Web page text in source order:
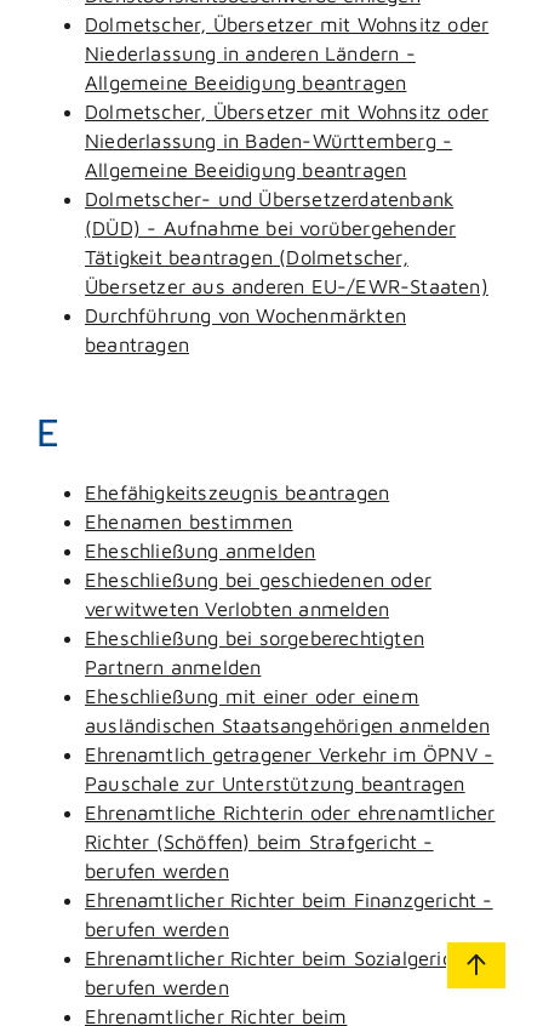
Dolmetscher, Übersetzer mit Wohnsitz oder
Niederlassung in anderen Ländern -
Allgemeine Beeidigung beantragen
Dolmetscher, Übersetzer mit Wohnsitz oder
Niederlassung in Baden-Württemberg -
Allgemeine Beeidigung beantragen
Dolmetscher- und Übersetzerdatenbank
(DÜD) - Aufnahme bei vorübergehender
Tätigkeit beantragen (Dolmetscher,
Übersetzer aus anderen EU-/EWR-Staaten)
Durchführung von Wochenmärkten
beantragen
E
Ehefähigkeitszeugnis beantragen
Ehenamen bestimmen
Eheschließung anmelden
Eheschließung bei geschiedenen oder
verwitweten Verlobten anmelden
Eheschließung bei sorgeberechtigten
Partnern anmelden
Eheschließung mit einer oder einem
ausländischen Staatsangehörigen anmelden
Ehrenamtlich getragener Verkehr im ÖPNV -
Pauschale zur Unterstützung beantragen
Ehrenamtliche Richterin oder ehrenamtlicher
Richter (Schöffen) beim Strafgericht -
berufen werden
Ehrenamtlicher Richter beim Finanzgericht -
berufen werden
Ehrenamtlicher Richter beim Sozialgericht -
berufen werden
Ehrenamtlicher Richter beim